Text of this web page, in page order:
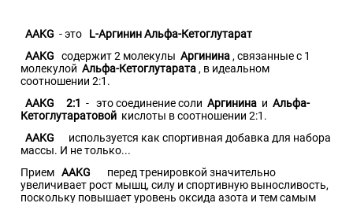
AAKG - это
L-Аргинин Альфа-Кетоглутарат
AAKG
содержит 2 молекулы Аргинина , связанные с 1
молекулой Альфа-Кетоглутарата , в идеальном
соотношении 2:1.
AAKG
2:1 - это соединение соли Аргинина и Альфа-
Кетоглутаратовой кислоты в соотношении 2:1.
AAKG
используется как спортивная добавка для набора
массы. И не только...
Прием AAKG
перед тренировкой значительно
увеличивает рост мышц, силу и спортивную выносливость,
поскольку повышает уровень оксида азота и тем самым